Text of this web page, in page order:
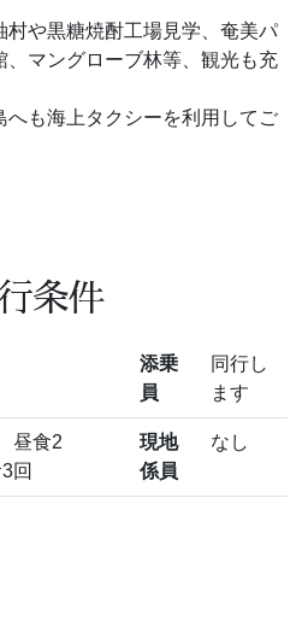
村や黒糖焼酎工場見学、奄美パ
、マングローブ林等、観光も充
へも海上タクシーを利用してご
条件
添乗
員
同行し
ます
食2
回
現地
係員
なし